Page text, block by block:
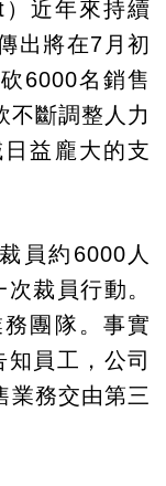
近年來持續
出將在7月初
6000名銷售
不斷調整人力
益龐大的支
員約6000人
裁員行動。
團隊。事實
知員工，公司
業務交由第三